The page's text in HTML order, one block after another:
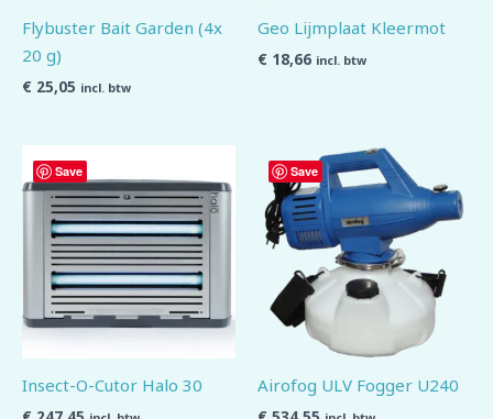
Flybuster Bait Garden (4x
20 g)
€ 25,05 incl. btw
Geo Lijmplaat Kleermot
€ 18,66 incl. btw
Save
Insect-O-Cutor Halo 30
Save
Airofog ULV Fogger U240